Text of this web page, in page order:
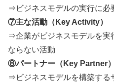
⇒ビジネスモデルの実行に必
⑦主な活動（Key Activity）
⇒企業がビジネスモデルを実
ならない活動
⑧パートナー（Key Partner）
⇒ビジネスモデルを構築する